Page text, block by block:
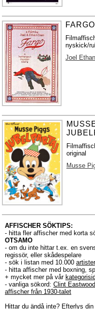
nyskick/
Joel
original
Musse
AFFISCHER SÖKTIPS:
- hitta fler affischer med korta
OTSAMO
- om du inte hittar t.ex. en
regissör, eller skådespelare
- sök i listan med 10.000 artister
- hitta affischer med boxning,
+ mycket mer på vår
- vanliga sökord: Clint Eastwood
affischer från 1930-talet
Hittar du ändå inte? Efterlys